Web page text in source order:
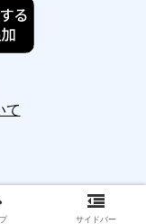
て
Reserved.
サイドバー